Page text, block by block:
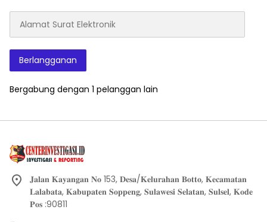
Surat
Berlangganan
Bergabung dengan 1 pelanggan lain
𝐉𝐚𝐥𝐚𝐧 𝐊𝐚𝐲𝐚𝐧𝐠𝐚𝐧 𝐍𝐨 153, 𝐃𝐞𝐬𝐚/𝐊𝐞𝐥𝐮𝐫𝐚𝐡𝐚𝐧 𝐁𝐨𝐭𝐭𝐨, 𝐊𝐞𝐜𝐚𝐦𝐚𝐭𝐚𝐧
𝐋𝐚𝐥𝐚𝐛𝐚𝐭𝐚, 𝐊𝐚𝐛𝐮𝐩𝐚𝐭𝐞𝐧 𝐒𝐨𝐩𝐩𝐞𝐧𝐠, 𝐒𝐮𝐥𝐚𝐰𝐞𝐬𝐢 𝐒𝐞𝐥𝐚𝐭𝐚𝐧, 𝐒𝐮𝐥𝐬𝐞𝐥, 𝐊𝐨𝐝𝐞
𝐏𝐨𝐬 :90811